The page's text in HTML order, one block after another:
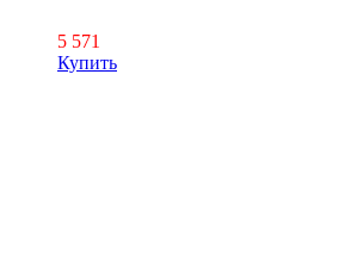
5 571
Купить